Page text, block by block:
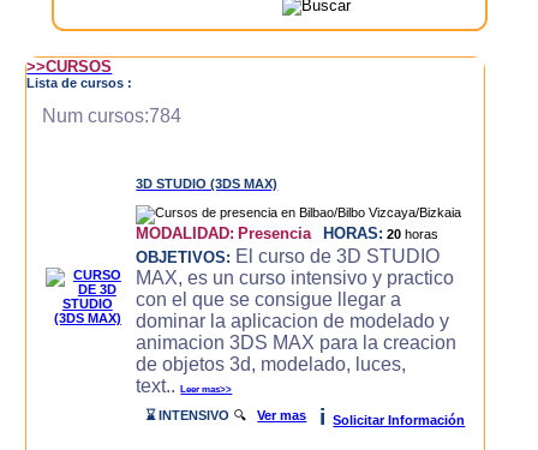
>>CURSOS
Lista de cursos :
Num cursos:784
3D STUDIO (3DS MAX)
MODALIDAD: Presencia HORAS: 20 horas
OBJETIVOS: El curso de 3D STUDIO
MAX, es un curso intensivo y practico
con el que se consigue llegar a
dominar la aplicacion de modelado y
animacion 3DS MAX para la creacion
de objetos 3d, modelado, luces,
text..Leer mas>>
⌛ INTENSIVO 🔍Ver mas i Solicitar Información